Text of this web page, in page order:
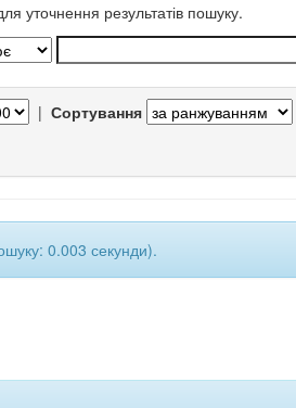
уточнення результатів пошуку.
| Сортування
0.003 секунди).